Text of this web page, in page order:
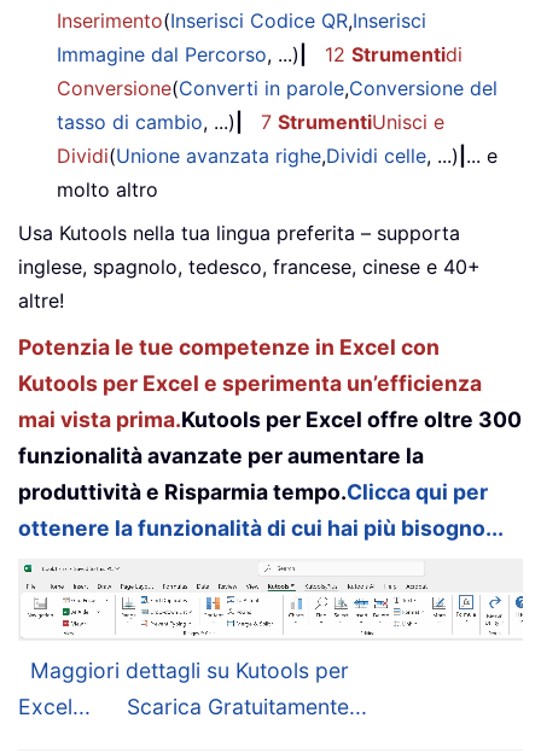
Inserimento(Inserisci Codice QR,Inserisci
Immagine dal Percorso, ...) 12 Strumentidi
Conversione(Converti in parole,Conversione del
tasso di cambio, ...) 7 StrumentiUnisci e
Dividi(Unione avanzata righe,Dividi celle, ...) ... e
molto altro
Usa Kutools nella tua lingua preferita – supporta
inglese, spagnolo, tedesco, francese, cinese e 40+
altre!
Potenzia le tue competenze in Excel con
Kutools per Excel e sperimenta un’efficienza
mai vista prima.Kutools per Excel offre oltre 300
funzionalità avanzate per aumentare la
produttività e Risparmia tempo.Clicca qui per
ottenere la funzionalità di cui hai più bisogno...
Maggiori dettagli su Kutools per
Excel...
Scarica Gratuitamente...